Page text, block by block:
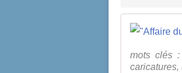
mots clés :